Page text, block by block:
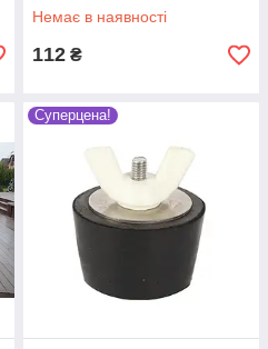
Немає в наявності
112 ₴
Суперцена!